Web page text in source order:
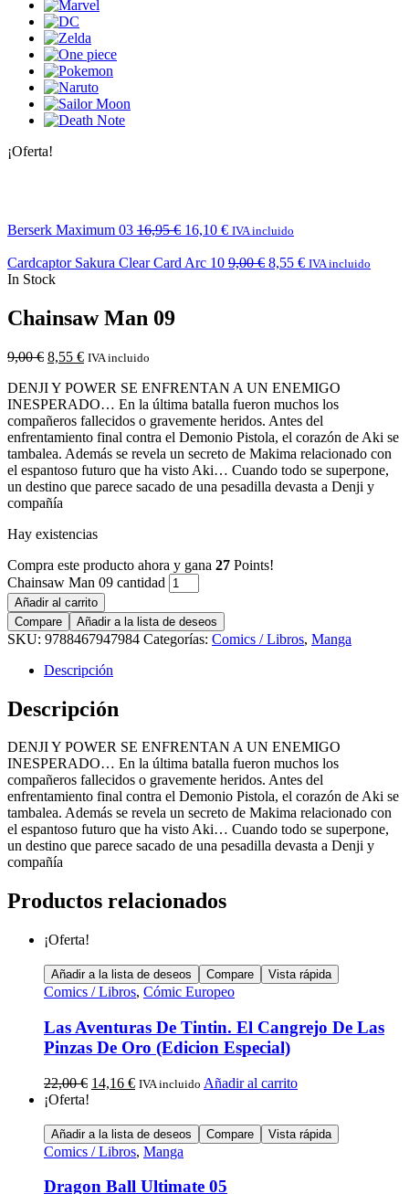
¡Oferta!
Berserk Maximum 03 16,95€ 16,10 € IVA incluido
Cardcaptor Sakura Clear Card Arc 10 9,00€ 8,55 € IVA incluido
In Stock
Chainsaw Man 09
9,00€ 8,55 € IVA incluido
DENJI Y POWER SE ENFRENTAN A UN ENEMIGO
INESPERADO… En la última batalla fueron muchos los
compañeros fallecidos o gravemente heridos. Antes del
enfrentamiento final contra el Demonio Pistola, el corazón de Aki se
tambalea. Además se revela un secreto de Makima relacionado con
el espantoso futuro que ha visto Aki… Cuando todo se superpone,
un destino que parece sacado de una pesadilla devasta a Denji y
compañía
Hay existencias
Compra este producto ahora y gana 27 Points!
Chainsaw Man 09 cantidad
Añadir al carrito
Compare
Añadir a la lista de deseos
SKU: 9788467947984 Categorías: Comics / Libros, Manga
Descripción
Descripción
DENJI Y POWER SE ENFRENTAN A UN ENEMIGO
INESPERADO… En la última batalla fueron muchos los
compañeros fallecidos o gravemente heridos. Antes del
enfrentamiento final contra el Demonio Pistola, el corazón de Aki se
tambalea. Además se revela un secreto de Makima relacionado con
el espantoso futuro que ha visto Aki… Cuando todo se superpone,
un destino que parece sacado de una pesadilla devasta a Denji y
compañía
Productos relacionados
¡Oferta!
Añadir a la lista de deseos Compare Vista rápida
Comics / Libros, Cómic Europeo
Las Aventuras De Tintin. El Cangrejo De Las
Pinzas De Oro (Edicion Especial)
22,00€ 14,16 € IVA incluido Añadir al carrito
¡Oferta!
Añadir a la lista de deseos Compare Vista rápida
Comics / Libros, Manga
Dragon Ball Ultimate 05